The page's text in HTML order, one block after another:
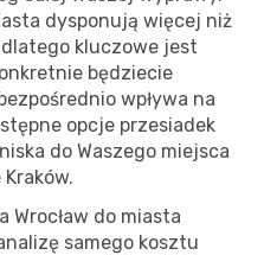
dysponują więcej niż
kluczowe jest
będziecie
wpływa na
opcje przesiadek
do Waszego miejsca
Wrocław do miasta
samego kosztu